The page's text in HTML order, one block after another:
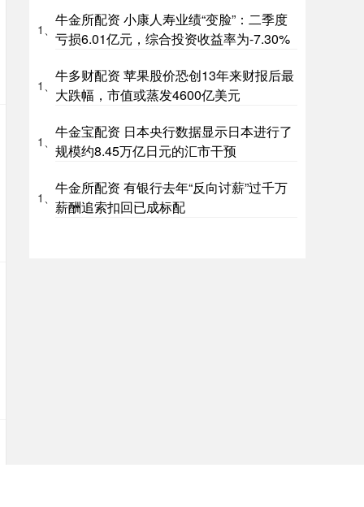
1、
牛金所配资 小康人寿业绩“变脸”：二季度
亏损6.01亿元，综合投资收益率为-7.30%
1、
牛多财配资 苹果股价恐创13年来财报后最
大跌幅，市值或蒸发4600亿美元
1、
牛金宝配资 日本央行数据显示日本进行了
规模约8.45万亿日元的汇市干预
1、
牛金所配资 有银行去年“反向讨薪”过千万
薪酬追索扣回已成标配